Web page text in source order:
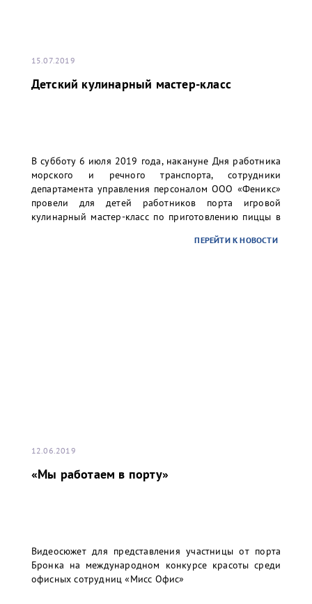
15.07.2019
Детский кулинарный мастер-класс
В субботу 6 июля 2019 года, накануне Дня работника
морского и речного транспорта, сотрудники
департамента управления персоналом ООО «Феникс»
провели для детей работников порта игровой
кулинарный мастер-класс по приготовлению пиццы в
ПЕРЕЙТИ К НОВОСТИ
12.06.2019
«Мы работаем в порту»
Видеосюжет для представления участницы от порта
Бронка на международном конкурсе красоты среди
офисных сотрудниц «Мисс Офис»